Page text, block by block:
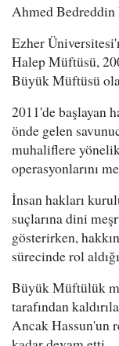
Ahmed Bedreddin
Ezher
Halep Müftüsü,
Büyük Müftüsü
2011'de başlayan
önde gelen
muhaliflere
operasyonlarını
İnsan hakları
suçlarına dini
gösterirken,
sürecinde rol
Büyük Müftülük
tarafından
Ancak